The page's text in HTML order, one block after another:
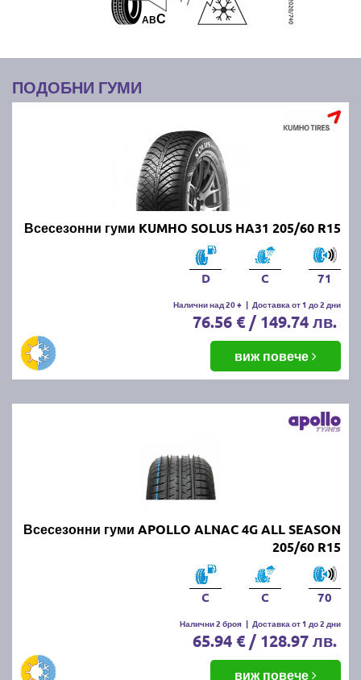
ABC
ПОДОБНИ ГУМИ
Всесезонни гуми KUMHO SOLUS HA31 205/60 R15
D C 71
Налични над 20 + | Доставка от 1 до 2 дни
76.56 € / 149.74 лв.
виж повече
Всесезонни гуми APOLLO ALNAC 4G ALL SEASON
205/60 R15
C C 70
Налични 2 броя | Доставка от 1 до 2 дни
65.94 € / 128.97 лв.
виж повече